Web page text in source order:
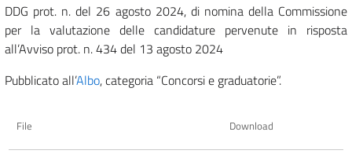
DDG prot. n. del 26 agosto 2024, di nomina della Commissione
per la valutazione delle candidature pervenute in risposta
all’Avviso prot. n. 434 del 13 agosto 2024
Pubblicato all’Albo, categoria “Concorsi e graduatorie”.
File Download